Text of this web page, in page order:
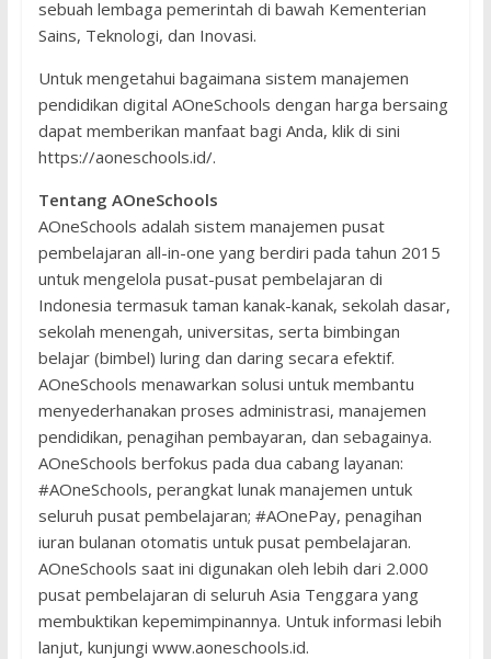
sebuah lembaga pemerintah di bawah Kementerian
Sains, Teknologi, dan Inovasi.
Untuk mengetahui bagaimana sistem manajemen
pendidikan digital AOneSchools dengan harga bersaing
dapat memberikan manfaat bagi Anda, klik di sini
https://aoneschools.id/.
Tentang AOneSchools
AOneSchools adalah sistem manajemen pusat
pembelajaran all-in-one yang berdiri pada tahun 2015
untuk mengelola pusat-pusat pembelajaran di
Indonesia termasuk taman kanak-kanak, sekolah dasar,
sekolah menengah, universitas, serta bimbingan
belajar (bimbel) luring dan daring secara efektif.
AOneSchools menawarkan solusi untuk membantu
menyederhanakan proses administrasi, manajemen
pendidikan, penagihan pembayaran, dan sebagainya.
AOneSchools berfokus pada dua cabang layanan:
#AOneSchools, perangkat lunak manajemen untuk
seluruh pusat pembelajaran; #AOnePay, penagihan
iuran bulanan otomatis untuk pusat pembelajaran.
AOneSchools saat ini digunakan oleh lebih dari 2.000
pusat pembelajaran di seluruh Asia Tenggara yang
membuktikan kepemimpinannya. Untuk informasi lebih
lanjut, kunjungi www.aoneschools.id.